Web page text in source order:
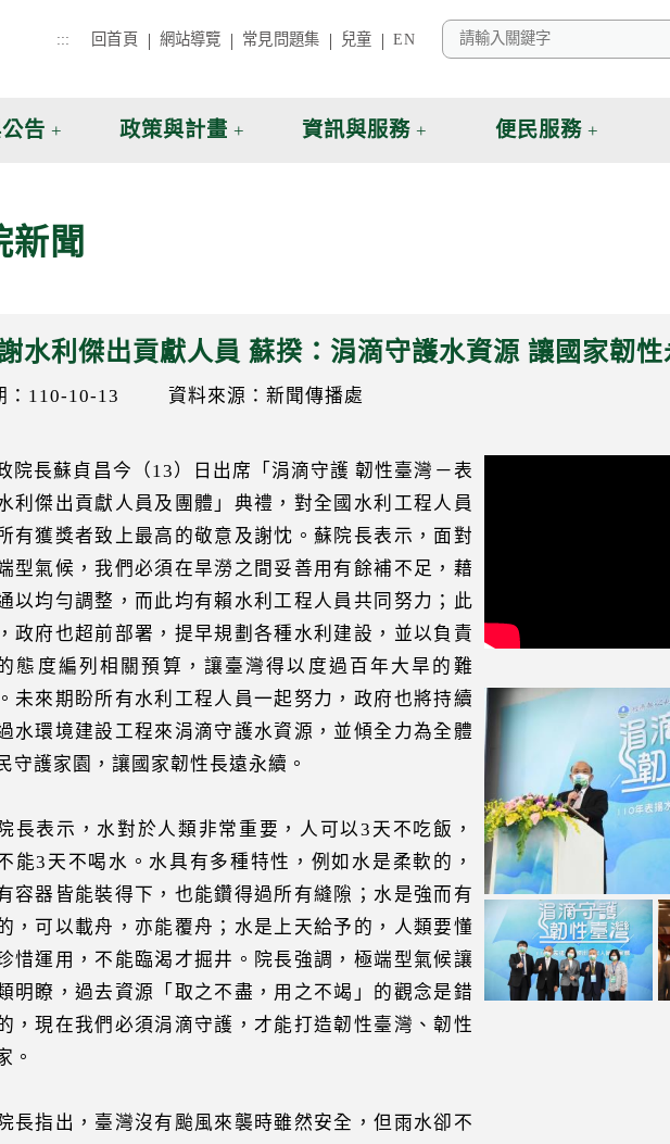
::: 回首頁 網站導覽 常見問題集 兒童 EN
告 政策與計畫 資訊與服務 便民服務
新聞
水利傑出貢獻人員 蘇揆：涓滴守護水資源 讓國家韌性
：110-10-13 資料來源：新聞傳播處
院長蘇貞昌今（13）日出席「涓滴守護 韌性臺灣－表
利傑出貢獻人員及團體」典禮，對全國水利工程人員
有獲獎者致上最高的敬意及謝忱。蘇院長表示，面對
型氣候，我們必須在旱澇之間妥善用有餘補不足，藉
以均勻調整，而此均有賴水利工程人員共同努力；此
政府也超前部署，提早規劃各種水利建設，並以負責
態度編列相關預算，讓臺灣得以度過百年大旱的難
未來期盼所有水利工程人員一起努力，政府也將持續
水環境建設工程來涓滴守護水資源，並傾全力為全體
守護家園，讓國家韌性長遠永續。
長表示，水對於人類非常重要，人可以3天不吃飯，
能3天不喝水。水具有多種特性，例如水是柔軟的，
容器皆能裝得下，也能鑽得過所有縫隙；水是強而有
，可以載舟，亦能覆舟；水是上天給予的，人類要懂
惜運用，不能臨渴才掘井。院長強調，極端型氣候讓
明瞭，過去資源「取之不盡，用之不竭」的觀念是錯
，現在我們必須涓滴守護，才能打造韌性臺灣、韌性
。
長指出，臺灣沒有颱風來襲時雖然安全，但雨水卻不